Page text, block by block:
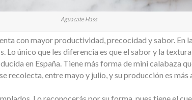
Aguacate Hass
con mayor productividad, precocidad y sabor. En
Lo único que les diferencia es que el sabor y la
en España. Tiene más forma de mini calabaza
recolecta, entre mayo y julio, y su producción es